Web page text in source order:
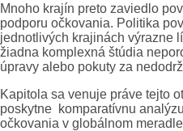
Mnoho krajín preto zaviedlo
podporu očkovania. Politika
jednotlivých krajinách výrazne
žiadna komplexná štúdia
úpravy alebo pokuty za
Kapitola sa venuje práve tejto
poskytne komparatívnu
očkovania v globálnom